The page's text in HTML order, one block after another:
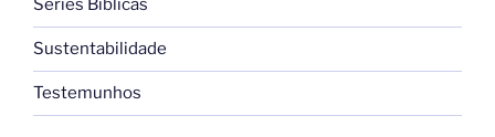
Séries Bíblicas
Sustentabilidade
Testemunhos